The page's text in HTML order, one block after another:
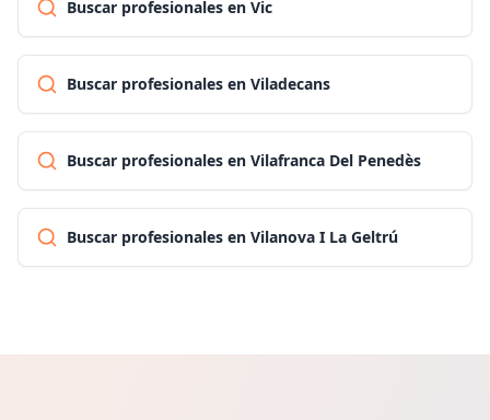
Buscar profesionales en Vic
Buscar profesionales en Viladecans
Buscar profesionales en Vilafranca Del Penedès
Buscar profesionales en Vilanova I La Geltrú